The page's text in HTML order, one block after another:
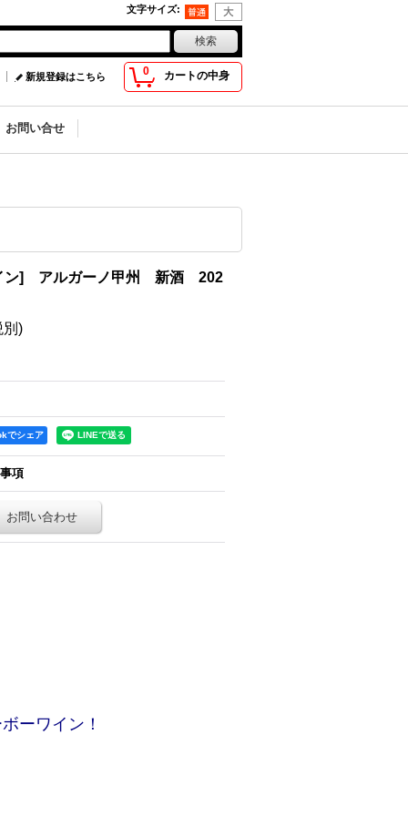
文字サイズ:
0 カートの中身
新規登録はこちら
お問い合せ
ン] アルガーノ甲州 新酒 202
別)
でシェア
項
お問い合わせ
ーワイン！